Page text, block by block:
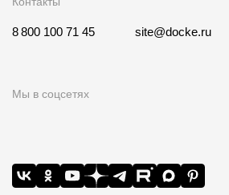
8 800 100 71 45 site@docke.ru
Мы в соцсетях